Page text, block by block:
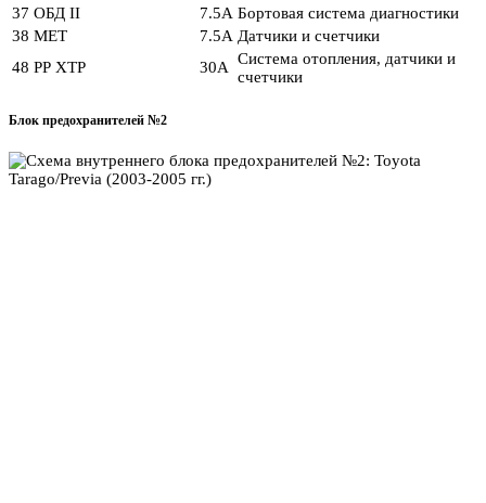
37 ОБД II 7.5А Бортовая система диагностики
38 МЕТ 7.5А Датчики и счетчики
48 РР ХТР 30А Система отопления, датчики и
счетчики
Блок предохранителей №2